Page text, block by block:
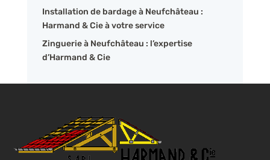
Installation de bardage à Neufchâteau :
Harmand & Cie à votre service
Zinguerie à Neufchâteau : l’expertise
d’Harmand & Cie